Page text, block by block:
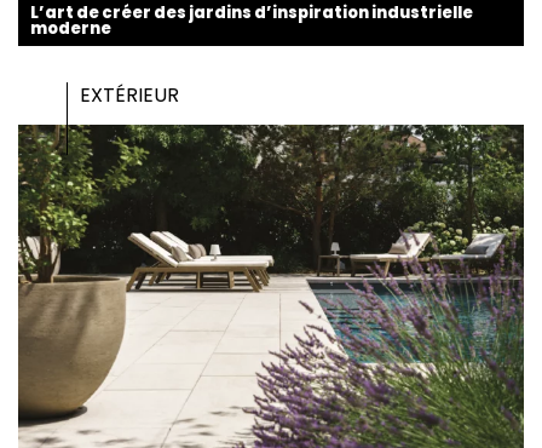
L’art de créer des jardins d’inspiration industrielle
moderne
EXTÉRIEUR